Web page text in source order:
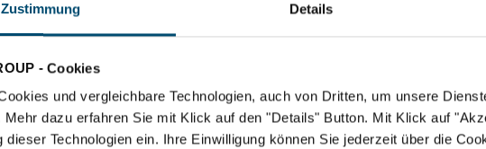
Zustimmung Details
- Cookies
und vergleichbare Technologien, auch von Dritten, um unsere
Mehr dazu erfahren Sie mit Klick auf den "Details" Button. Mit Klick auf
dieser Technologien ein. Ihre Einwilligung können Sie jederzeit über die